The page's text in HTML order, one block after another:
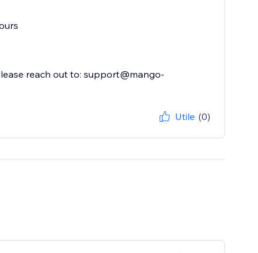
reach out to: support@mango-
Utile (0)